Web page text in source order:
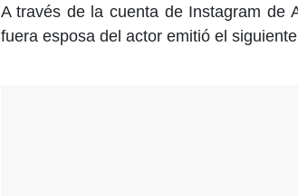
A través de la cuenta de Instagram de
fuera esposa del actor emitió el